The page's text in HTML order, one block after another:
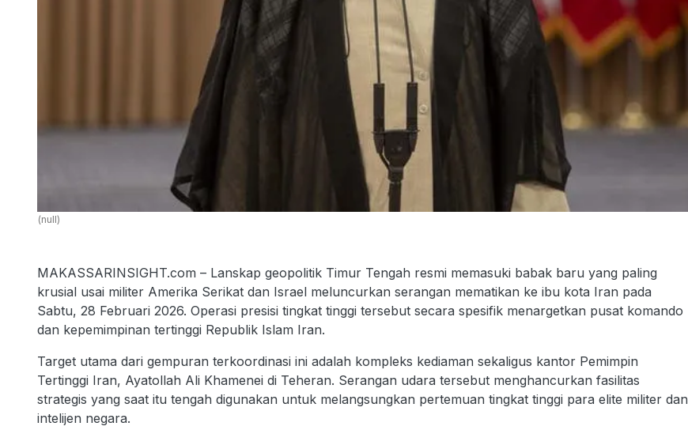
(null)
MAKASSARINSIGHT.com – Lanskap geopolitik Timur Tengah resmi memasuki babak baru yang paling
krusial usai militer Amerika Serikat dan Israel meluncurkan serangan mematikan ke ibu kota Iran pada
Sabtu, 28 Februari 2026. Operasi presisi tingkat tinggi tersebut secara spesifik menargetkan pusat komando
dan kepemimpinan tertinggi Republik Islam Iran.
Target utama dari gempuran terkoordinasi ini adalah kompleks kediaman sekaligus kantor Pemimpin
Tertinggi Iran, Ayatollah Ali Khamenei di Teheran. Serangan udara tersebut menghancurkan fasilitas
strategis yang saat itu tengah digunakan untuk melangsungkan pertemuan tingkat tinggi para elite militer dan
intelijen negara.